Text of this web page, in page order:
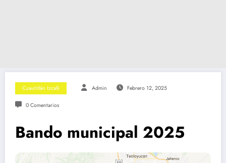
Cuautitlán Izcalli Admin Febrero 12, 2025
0 Comentarios
Bando municipal 2025